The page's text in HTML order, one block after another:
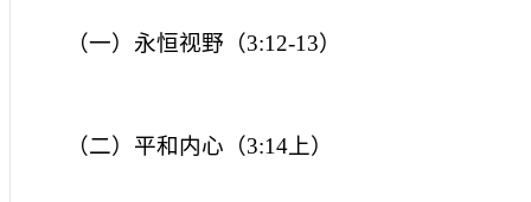
（一）永恒视野（3:12-13）
（二）平和内心（3:14 上）